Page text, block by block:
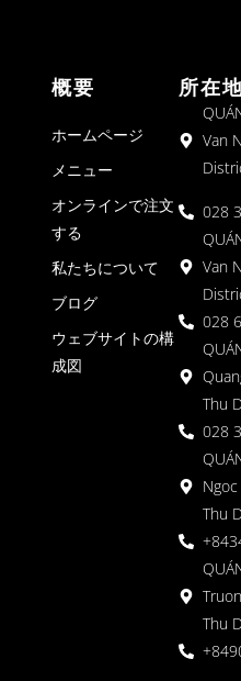
概要
ホームページ
メニュー
オンラインで注文
する
私たちについて
ブログ
ウェブサイトの構
成図
所在
Van
028
Van
028
Thu
028
Thu
Thu